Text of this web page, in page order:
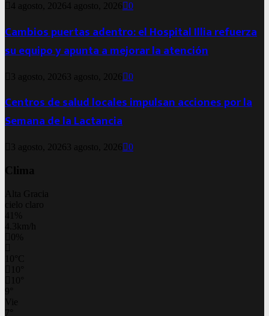
4 agosto, 20264 agosto, 2026 0
Cambios puertas adentro: el Hospital Illia refuerza
su equipo y apunta a mejorar la atención
3 agosto, 2026 3 agosto, 2026 0
Centros de salud locales impulsan acciones por la
Semana de la Lactancia
3 agosto, 2026 3 agosto, 2026 0
Clima
Alta Gracia
cielo claro
41%
4.3km/h
0%
10 C
10
10
9
Vie
7